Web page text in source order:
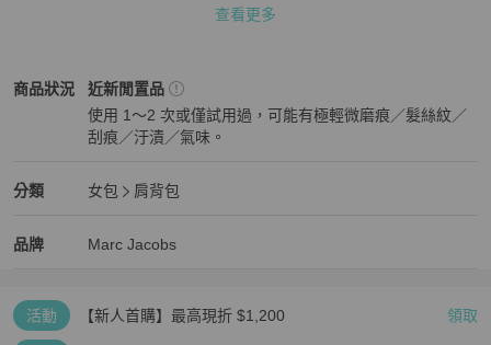
查看更多
商品狀況
Marc Jacobs女包商品狀態與細節
近新閒置品
使用 1～2 次或僅試用過，可能有極輕微磨痕／髮絲紋／
刮痕／汙漬／氣味。
分類
Marc Jacobs女包 分類資訊
女包
肩背包
品牌
Marc Jacobs精品女包品牌介紹
Marc Jacobs
Marc Jacobs推薦清單
活動 【新人首購】最高現折 $1,200 領取